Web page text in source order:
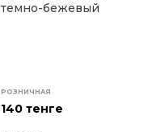
темно-бежевый
РОЗНИЧНАЯ
140 тенге